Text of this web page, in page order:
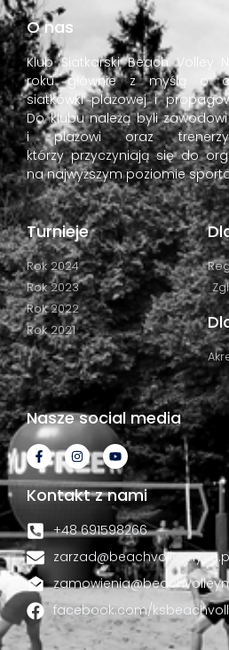
O nas
Klub Siatkarski Beach Volley
roku głównie z myślą o
siatkówki plażowej i
Do klubu należą byli
i plażowi oraz
którzy przyczyniają się do
na najwyższym poziomie
Turnieje
Rok 2024
Rok 2023
Rok 2022
Rok 2021
Nasze social media
Kontakt z nami
+48 691598266
facebook.com/